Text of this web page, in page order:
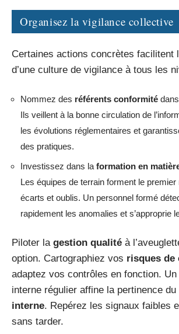
Organisez la vigilance collective
Certaines actions concrètes facilitent
d’une culture de vigilance à tous les
Nommez des référents conformité
Ils veillent à la bonne circulation de
les évolutions réglementaires et
des pratiques.
Investissez dans la formation en
Les équipes de terrain forment le
écarts et oublis. Un personnel formé
rapidement les anomalies et s’approprie
Piloter la gestion qualité à
option. Cartographiez vos risques de
adaptez vos contrôles en fonction.
interne régulier affine la pertinence du
interne. Repérez les signaux faibles
sans tarder.